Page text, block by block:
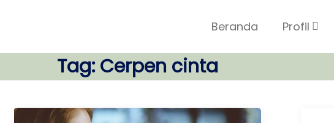
Beranda Profil
Tag:Cerpen cinta